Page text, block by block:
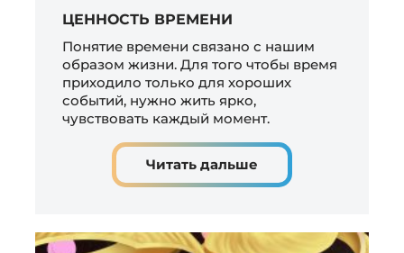
ЦЕННОСТЬ ВРЕМЕНИ
Понятие времени связано с нашим
образом жизни. Для того чтобы время
приходило только для хороших
событий, нужно жить ярко,
чувствовать каждый момент.
Читать дальше